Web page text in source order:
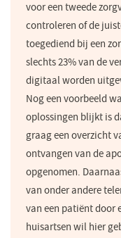
voor een tweede
controleren of de
toegediend bij een
slechts 23% van de
digitaal worden
Nog een voorbeeld
oplossingen blijkt is
graag een overzicht
ontvangen van de
opgenomen.
van onder andere
van een patiënt door
huisartsen wil hier